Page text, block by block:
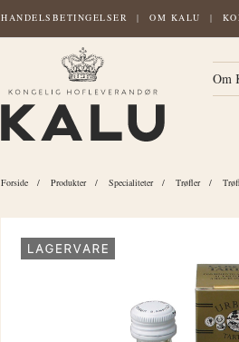
HANDELSBETINGELSER OM KALU
Om
Forside Produkter Specialiteter Trøfler